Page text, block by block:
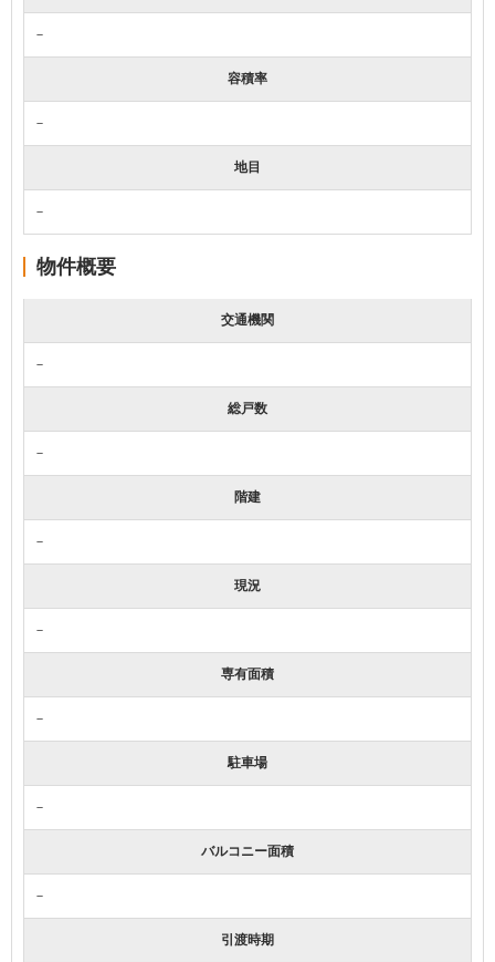
－
容積率
－
地目
－
物件概要
交通機関
－
総戸数
－
階建
－
現況
－
専有面積
－
駐車場
－
バルコニー面積
－
引渡時期